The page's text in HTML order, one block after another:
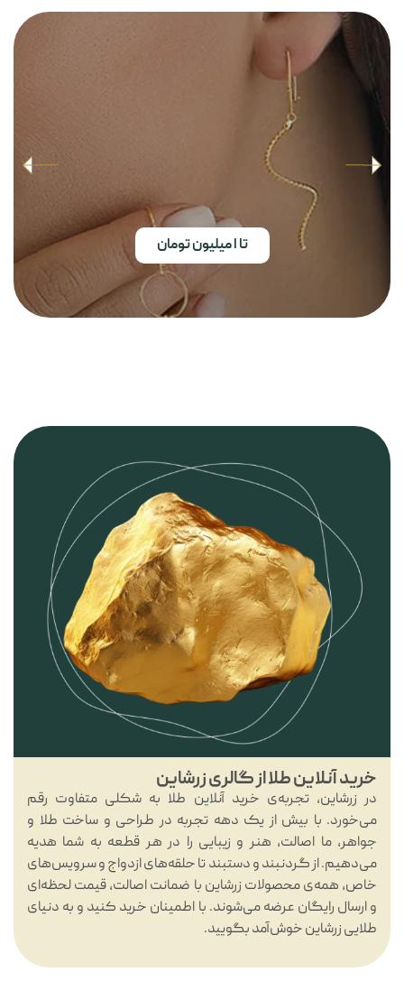
تا ا میلیون تومان
خرید آنلاین طلا از گالری زرشاین
در زرشاین، تجربه‌ی خرید آنلاین طلا به شکلی متفاوت رقم
می‌خورد. با بیش از یک دهه تجربه در طراحی و ساخت طلا و
جواهر، ما اصالت، هنر و زیبایی را در هر قطعه به شما هدیه
می‌دهیم. از گردنبند و دستبند تا حلقه‌های ازدواج و سرویس‌های
خاص، همه‌ی محصولات زرشاین با ضمانت اصالت، قیمت لحظه‌ای
و ارسال رایگان عرضه می‌شوند. با اطمینان خرید کنید و به دنیای
طلایی زرشاین خوش‌آمد بگویید.